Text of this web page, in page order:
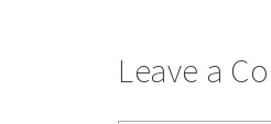
Leave a